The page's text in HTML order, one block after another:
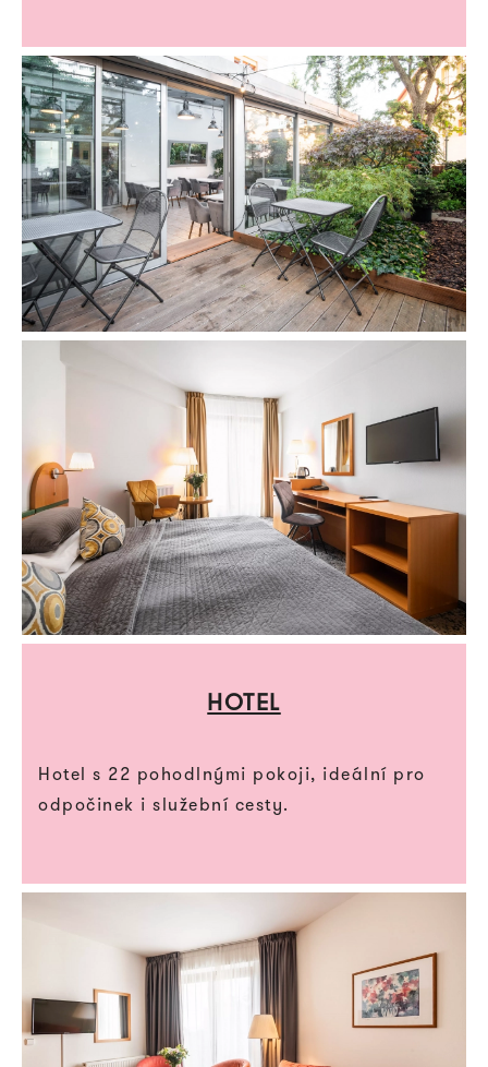
HOTEL
Hotel s 22 pohodlnými pokoji, ideální pro
odpočinek i služební cesty.